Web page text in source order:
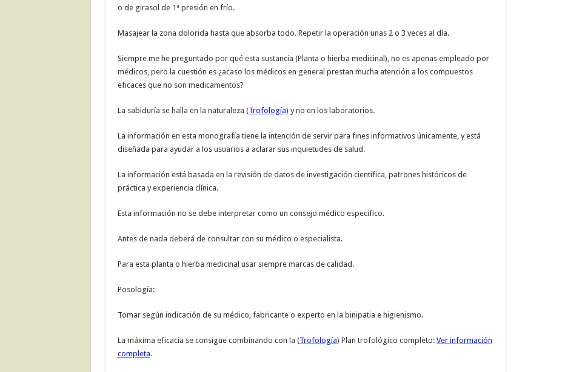
o de girasol de 1ª presión en frío.
Masajear la zona dolorida hasta que absorba todo. Repetir la operación unas 2 o 3 veces al día.
Siempre me he preguntado por qué esta sustancia (Planta o hierba medicinal), no es apenas empleado por
médicos, pero la cuestión es ¿acaso los médicos en general prestan mucha atención a los compuestos
eficaces que no son medicamentos?
La sabiduría se halla en la naturaleza (Trofología) y no en los laboratorios.
La información en esta monografía tiene la intención de servir para fines informativos únicamente, y está
diseñada para ayudar a los usuarios a aclarar sus inquietudes de salud.
La información está basada en la revisión de datos de investigación científica, patrones históricos de
práctica y experiencia clínica.
Esta información no se debe interpretar como un consejo médico especifico.
Antes de nada deberá de consultar con su médico o especialista.
Para esta planta o hierba medicinal usar siempre marcas de calidad.
Posología:
Tomar según indicación de su médico, fabricante o experto en la binipatia e higienismo.
La máxima eficacia se consigue combinando con la (Trofología) Plan trofológico completo: Ver información
completa.